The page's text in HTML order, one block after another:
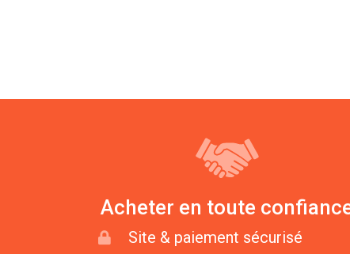
Acheter en toute
Site & paiement sécurisé